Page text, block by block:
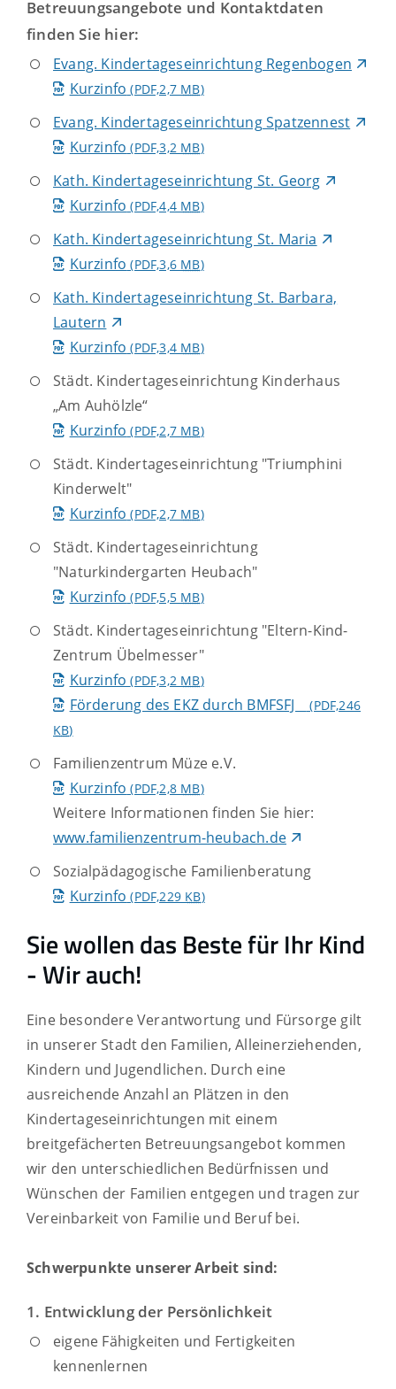
Betreuungsangebote und Kontaktdaten
finden Sie hier:
Evang. Kindertageseinrichtung Regenbogen
Kurzinfo (PDF,2,7 MB)
Evang. Kindertageseinrichtung Spatzennest
Kurzinfo (PDF,3,2 MB)
Kath. Kindertageseinrichtung St. Georg
Kurzinfo (PDF,4,4 MB)
Kath. Kindertageseinrichtung St. Maria
Kurzinfo (PDF,3,6 MB)
Kath. Kindertageseinrichtung St. Barbara,
Lautern
Kurzinfo (PDF,3,4 MB)
Städt. Kindertageseinrichtung Kinderhaus
„Am Auhölzle“
Kurzinfo (PDF,2,7 MB)
Städt. Kindertageseinrichtung "Triumphini
Kinderwelt"
Kurzinfo (PDF,2,7 MB)
Städt. Kindertageseinrichtung
"Naturkindergarten Heubach"
Kurzinfo (PDF,5,5 MB)
Städt. Kindertageseinrichtung "Eltern-Kind-
Zentrum Übelmesser"
Kurzinfo(PDF,3,2 MB)
Förderung des EKZ durch BMFSFJ
(PDF,246
KB)
Familienzentrum Müze e.V.
Kurzinfo (PDF,2,8 MB)
Weitere Informationen finden Sie hier:
www.familienzentrum-heubach.de
Sozialpädagogische Familienberatung
Kurzinfo (PDF,229 KB)
Sie wollen das Beste für Ihr Kind
- Wir auch!
Eine besondere Verantwortung und Fürsorge gilt
in unserer Stadt den Familien, Alleinerziehenden,
Kindern und Jugendlichen. Durch eine
ausreichende Anzahl an Plätzen in den
Kindertageseinrichtungen mit einem
breitgefächerten Betreuungsangebot kommen
wir den unterschiedlichen Bedürfnissen und
Wünschen der Familien entgegen und tragen zur
Vereinbarkeit von Familie und Beruf bei.
Schwerpunkte unserer Arbeit sind:
1. Entwicklung der Persönlichkeit
eigene Fähigkeiten und Fertigkeiten
kennenlernen